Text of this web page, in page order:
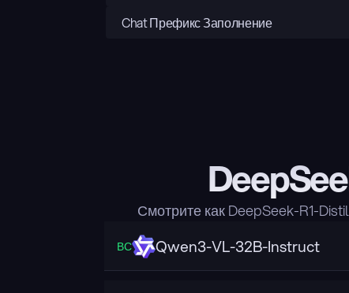
Chat Префикс Заполнение
Смотрите как DeepSeek-R1-
ВС Qwen3-VL-32B-Instruct